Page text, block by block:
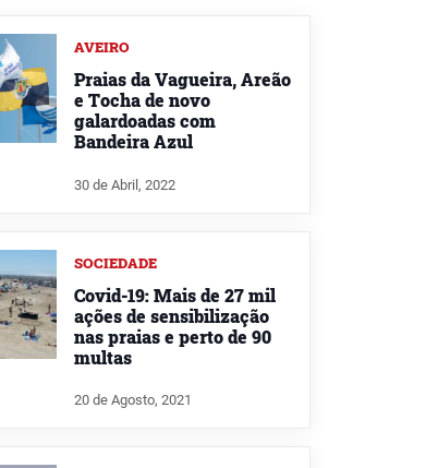
AVEIRO
Praias da Vagueira, Areão
e Tocha de novo
galardoadas com
Bandeira Azul
30 de Abril, 2022
SOCIEDADE
Covid-19: Mais de 27 mil
ações de sensibilização
nas praias e perto de 90
multas
20 de Agosto, 2021